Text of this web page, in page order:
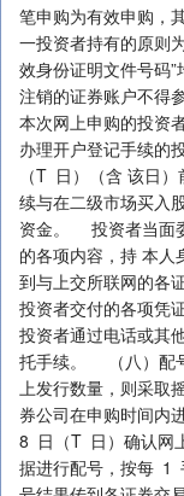
笔申购为有效申购，
一投资者持有的原则
效身份证明文件号码
注销的证券账户不
本次网上申购的投资
办理开户登记手续
（T 日）（含 该日
续与在二级市场买入
资金。 投资者当面
的各项内容，持 本人
到与上交所联网的各
投资者交付的各项凭
投资者通过电话或其
托手续。 （八）配
上发行数量，则采取
券公司在申购时间
8 日（T 日）确认网
据进行配号，按每 1